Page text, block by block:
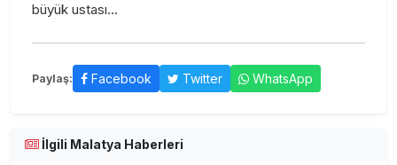
büyük ustası...
Paylaş: Facebook Twitter WhatsApp
İlgili Malatya Haberleri